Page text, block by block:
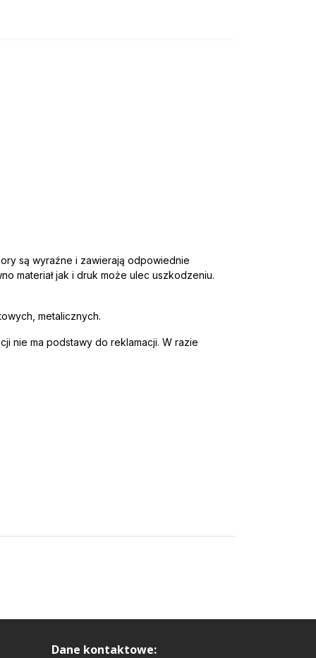
są wyraźne i zawierają odpowiednie
materiał jak i druk może ulec uszkodzeniu.
metalicznych.
nie ma podstawy do reklamacji. W razie
Dane kontaktowe: